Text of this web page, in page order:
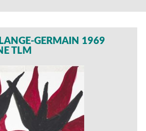
GERMAIN 1969
TLM